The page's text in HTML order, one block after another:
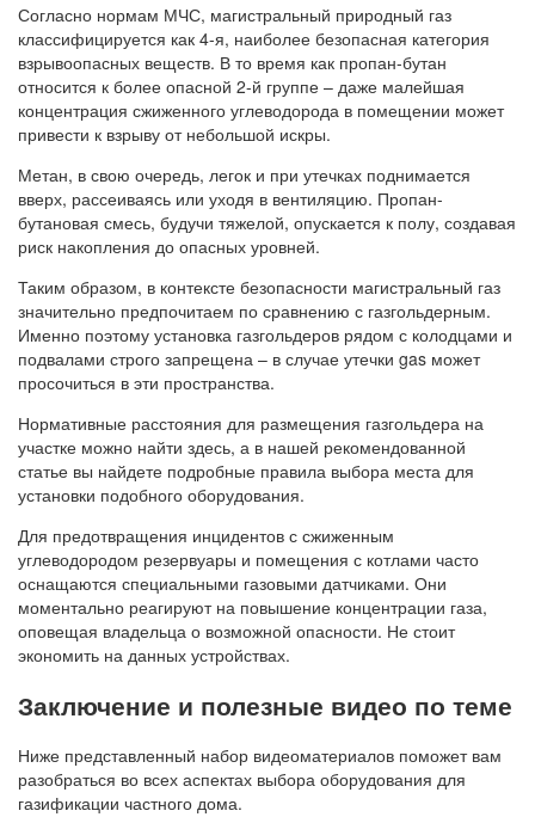
Согласно нормам МЧС, магистральный природный газ
классифицируется как 4-я, наиболее безопасная категория
взрывоопасных веществ. В то время как пропан-бутан
относится к более опасной 2-й группе – даже малейшая
концентрация сжиженного углеводорода в помещении может
привести к взрыву от небольшой искры.
Метан, в свою очередь, легок и при утечках поднимается
вверх, рассеиваясь или уходя в вентиляцию. Пропан-
бутановая смесь, будучи тяжелой, опускается к полу, создавая
риск накопления до опасных уровней.
Таким образом, в контексте безопасности магистральный газ
значительно предпочитаем по сравнению с газгольдерным.
Именно поэтому установка газгольдеров рядом с колодцами и
подвалами строго запрещена – в случае утечки gas может
просочиться в эти пространства.
Нормативные расстояния для размещения газгольдера на
участке можно найти здесь, а в нашей рекомендованной
статье вы найдете подробные правила выбора места для
установки подобного оборудования.
Для предотвращения инцидентов с сжиженным
углеводородом резервуары и помещения с котлами часто
оснащаются специальными газовыми датчиками. Они
моментально реагируют на повышение концентрации газа,
оповещая владельца о возможной опасности. Не стоит
экономить на данных устройствах.
Заключение и полезные видео по теме
Ниже представленный набор видеоматериалов поможет вам
разобраться во всех аспектах выбора оборудования для
газификации частного дома.